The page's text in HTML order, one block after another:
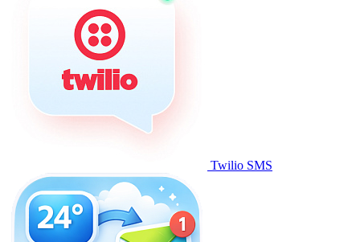
Twilio SMS